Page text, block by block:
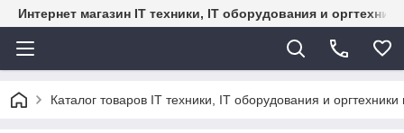
Интернет магазин IT техники, IT оборудования и
Каталог товаров IT техники, IT оборудования и